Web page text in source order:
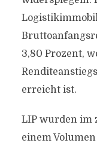
3,80 Prozent,
erreicht ist.
LIP wurden im
einem